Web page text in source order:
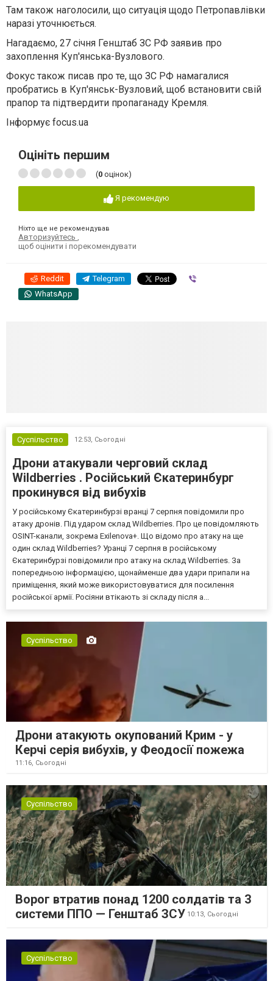
Там також наголосили, що ситуація щодо Петропавлівки
наразі уточнюється.
Нагадаємо, 27 січня Генштаб ЗС РФ заявив про
захоплення Куп'янська-Вузлового.
Фокус також писав про те, що ЗС РФ намагалися
пробратись в Куп'янськ-Вузловий, щоб встановити свій
прапор та підтвердити пропаганаду Кремля.
Інформує focus.ua
Оцініть першим
(0 оцінок)
Я рекомендую
Ніхто ще не рекомендував
Авторизуйтесь
щоб оцінити і порекомендувати
Reddit Telegram
WhatsApp
Суспільство 12:53, Сьогодні
Дрони атакували черговий склад
Wildberries . Російський Єкатеринбург
прокинувся від вибухів
У російському Єкатеринбурзі вранці 7 серпня повідомили про
атаку дронів. Під ударом склад Wildberries. Про це повідомляють
OSINT-канали, зокрема Exilenova+. Що відомо про атаку на ще
один склад Wildberries? Уранці 7 серпня в російському
Єкатеринбурзі повідомили про атаку на склад Wildberries. За
попередньою інформацією, щонайменше два удари припали на
приміщення, який може використовуватися для посилення
російської армії. Росіяни втікають зі складу після а...
Суспільство
Дрони атакують окупований Крим - у
Керчі серія вибухів, у Феодосії пожежа
11:16, Сьогодні
Суспільство
Ворог втратив понад 1200 солдатів та 3
системи ППО — Генштаб ЗСУ 10:13, Сьогодні
Суспільство